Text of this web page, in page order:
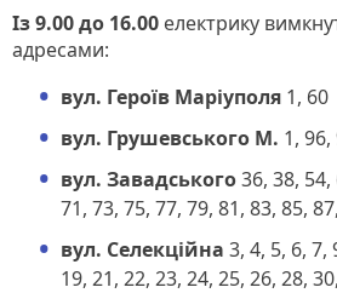
Із 9.00 до 16.00 електрику
адресами:
вул. Героїв Маріуполя 1, 60
вул. Грушевського М. 1, 96,
вул. Завадського36, 38, 54,
71, 73, 75, 77, 79, 81, 83, 85,
вул. Селекційна 3, 4, 5, 6, 7,
19, 21, 22, 23, 24, 25, 26, 28,